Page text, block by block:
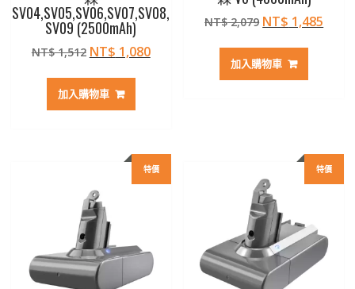
SV04,SV05,SV06,SV07,SV08,
SV09 (2500mAh)
NT$1,512 原
價
格：
NT$ 1,080目
加入購物車
NT$2,079 原
價
格：
NT$ 1,485
加入購物車
特價 特價